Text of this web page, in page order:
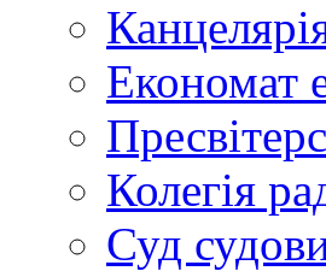
Економат
Колегія
Суд